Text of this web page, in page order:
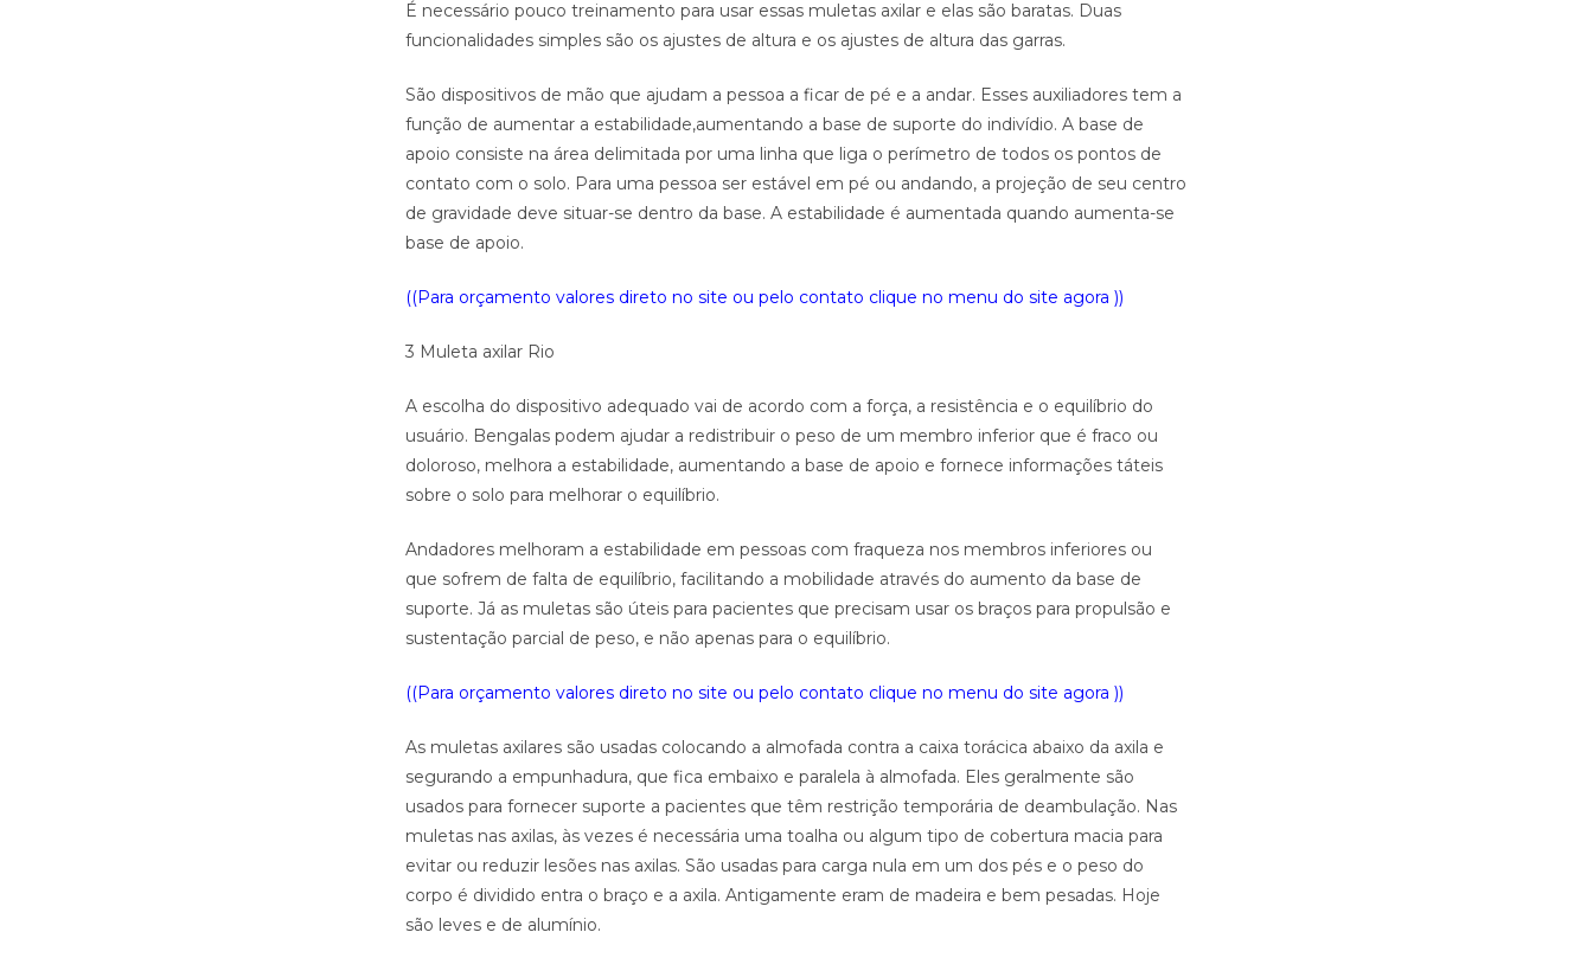
É necessário pouco treinamento para usar essas muletas axilar e elas são baratas. Duas
funcionalidades simples são os ajustes de altura e os ajustes de altura das garras.
São dispositivos de mão que ajudam a pessoa a ficar de pé e a andar. Esses auxiliadores tem a
função de aumentar a estabilidade,aumentando a base de suporte do indivídio. A base de
apoio consiste na área delimitada por uma linha que liga o perímetro de todos os pontos de
contato com o solo. Para uma pessoa ser estável em pé ou andando, a projeção de seu centro
de gravidade deve situar-se dentro da base. A estabilidade é aumentada quando aumenta-se
base de apoio.
((Para orçamento valores direto no site ou pelo contato clique no menu do site agora ))
3 Muleta axilar Rio
A escolha do dispositivo adequado vai de acordo com a força, a resistência e o equilíbrio do
usuário. Bengalas podem ajudar a redistribuir o peso de um membro inferior que é fraco ou
doloroso, melhora a estabilidade, aumentando a base de apoio e fornece informações táteis
sobre o solo para melhorar o equilíbrio.
Andadores melhoram a estabilidade em pessoas com fraqueza nos membros inferiores ou
que sofrem de falta de equilíbrio, facilitando a mobilidade através do aumento da base de
suporte. Já as muletas são úteis para pacientes que precisam usar os braços para propulsão e
sustentação parcial de peso, e não apenas para o equilíbrio.
((Para orçamento valores direto no site ou pelo contato clique no menu do site agora ))
As muletas axilares são usadas colocando a almofada contra a caixa torácica abaixo da axila e
segurando a empunhadura, que fica embaixo e paralela à almofada. Eles geralmente são
usados ​​para fornecer suporte a pacientes que têm restrição temporária de deambulação. Nas
muletas nas axilas, às vezes é necessária uma toalha ou algum tipo de cobertura macia para
evitar ou reduzir lesões nas axilas. São usadas para carga nula em um dos pés e o peso do
corpo é dividido entra o braço e a axila. Antigamente eram de madeira e bem pesadas. Hoje
são leves e de alumínio.